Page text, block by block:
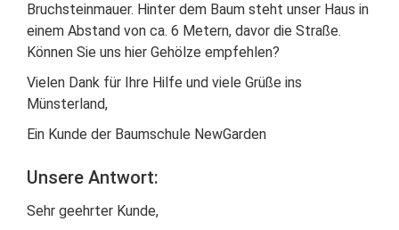
Bruchsteinmauer. Hinter dem Baum steht unser Haus in
einem Abstand von ca. 6 Metern, davor die Straße.
Können Sie uns hier Gehölze empfehlen?
Vielen Dank für Ihre Hilfe und viele Grüße ins
Münsterland,
Ein Kunde der Baumschule NewGarden
Unsere Antwort:
Sehr geehrter Kunde,